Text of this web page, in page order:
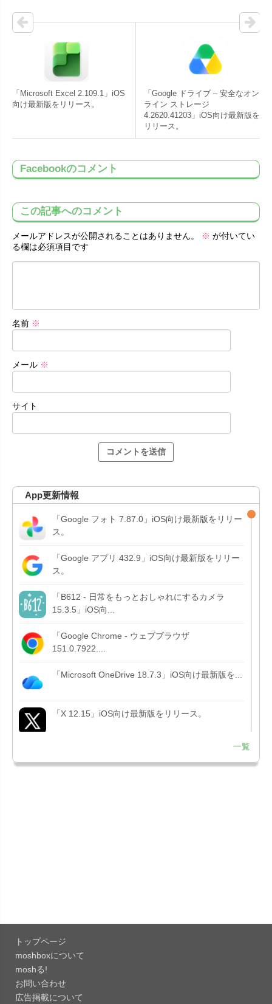
「Microsoft Excel 2.109.1」iOS
向け最新版をリリース。
「Google ドライブ – 安全なオン
ライン ストレージ
4.2620.41203」iOS向け最新版を
リリース。
Facebookのコメント
この記事へのコメント
メールアドレスが公開されることはありません。 ※ が付いてい
る欄は必須項目です
名前 ※
メール ※
サイト
App更新情報
「Google フォト 7.87.0」iOS向け最新版をリリー
ス。
「Google アプリ 432.9」iOS向け最新版をリリー
ス。
「B612 - 日常をもっとおしゃれにするカメラ
15.3.5」iOS向...
「Google Chrome - ウェブブラウザ
151.0.7922....
「Microsoft OneDrive 18.7.3」iOS向け最新版を...
「X 12.15」iOS向け最新版をリリース。
Liguid G...
「Evernote 11.28.2」Mac向け最新版をリリー
ス。AIプロ...
「Minecraft: クラフト、建築、サバイバル
26.40」iOS向...
一覧
トップページ
moshboxについて
moshる!
お問い合わせ
広告掲載について